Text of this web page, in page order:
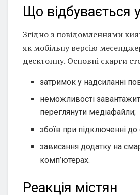
Що відбувається
Згідно з повідомленнями
як мобільну версію
десктопну. Основні скарги
затримок у надсиланні
неможливості
переглянути медіафайли;
збоїв при підключенні до
зависання додатку на
комп’ютерах.
Реакція містян